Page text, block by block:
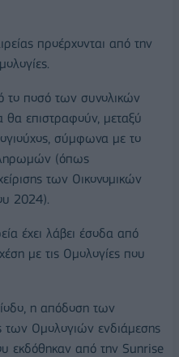
προέρχονται από την
το ποσό των συνολικών
επιστραφούν, μεταξύ
σύμφωνα με το
(όπως
των Οικονομικών
2024).
έχει λάβει έσοδα από
με τις Ομολογίες που
η απόδοση των
των Ομολογιών ενδιάμεσης
εκδόθηκαν από την Sunrise